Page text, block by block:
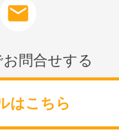
mail
お問合せする
はこちら